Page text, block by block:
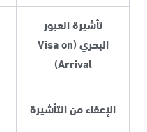
تأشيرة العبور
البحري (Visa on
Arrival)
الإعفاء من التأشيرة